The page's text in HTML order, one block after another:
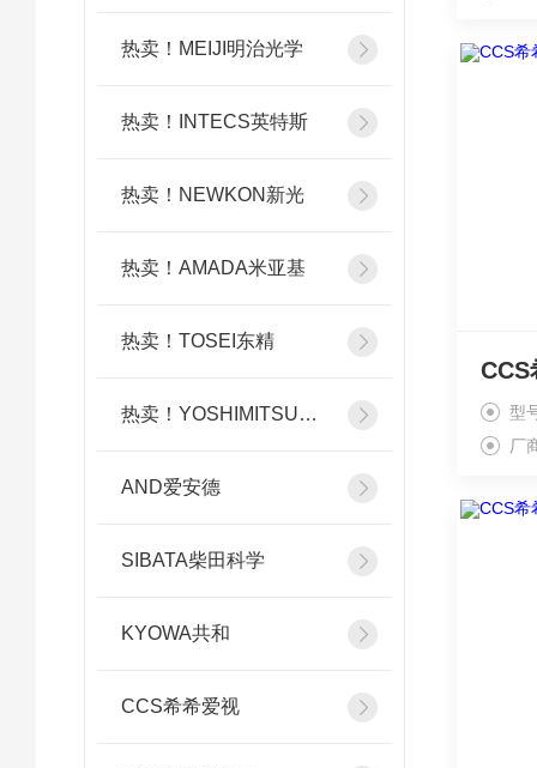
热卖！MEIJI明治光学
热卖！INTECS英特斯
热卖！NEWKON新光
热卖！AMADA米亚基
热卖！TOSEI东精
热卖！YOSHIMITSU小平
AND爱安德
SIBATA柴田科学
KYOWA共和
CCS希希爱视
型
厂